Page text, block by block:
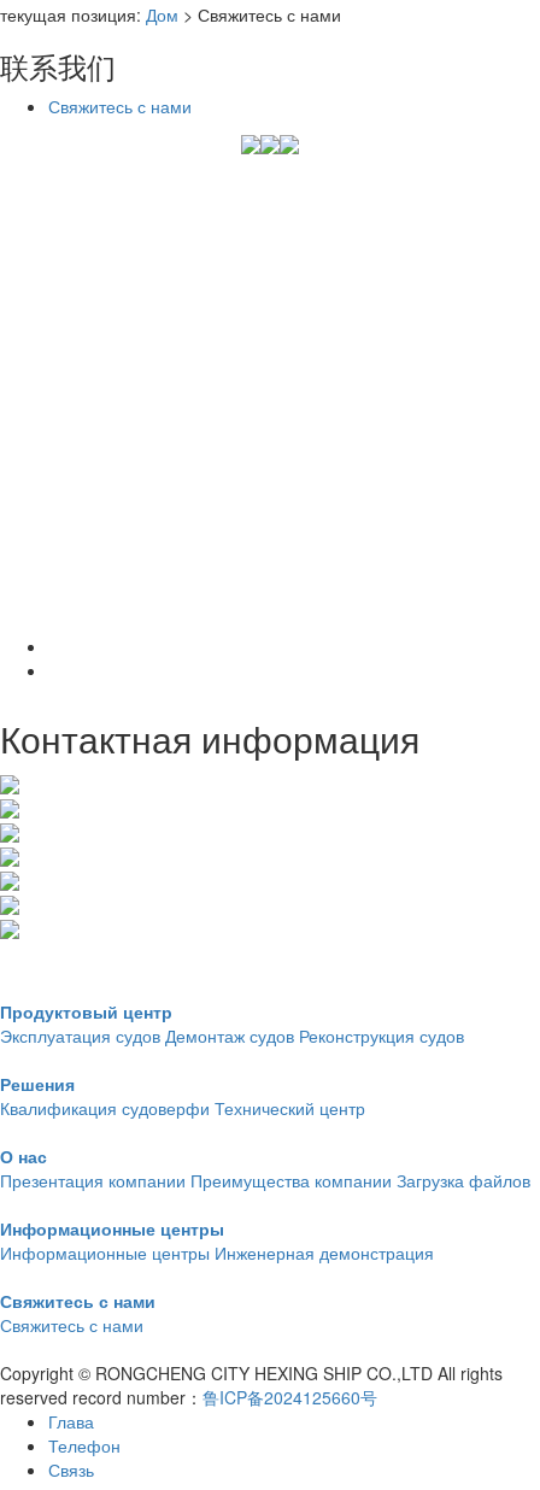
текущая позиция: Дом > Свяжитесь с нами
联系我们
Свяжитесь с нами
Контактная информация
Продуктовый центр
Эксплуатация судов Демонтаж судов Реконструкция судов
Решения
Квалификация судоверфи Технический центр
О нас
Презентация компании Преимущества компании Загрузка файлов
Информационные центры
Информационные центры Инженерная демонстрация
Свяжитесь с нами
Свяжитесь с нами
Copyright © RONGCHENG CITY HEXING SHIP CO.,LTD All rights
reserved record number： 鲁ICP备2024125660号
Глава
Телефон
Связь